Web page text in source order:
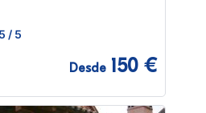
/ 5
Desde 150 €